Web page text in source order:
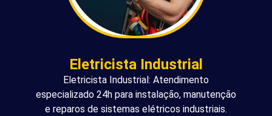
Eletricista Industrial
Eletricista Industrial: Atendimento
especializado 24h para instalação, manutenção
e reparos de sistemas elétricos industriais.